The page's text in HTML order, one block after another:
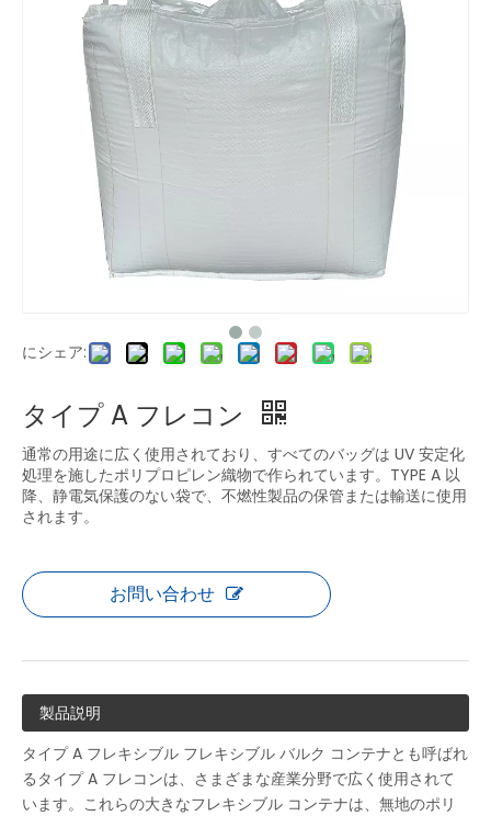
にシェア:
タイプ A フレコン
通常の用途に広く使用されており、すべてのバッグは UV 安定化
処理を施したポリプロピレン織物で作られています。TYPE A 以
降、静電気保護のない袋で、不燃性製品の保管または輸送に使用
されます。
お問い合わせ
製品説明
タイプ A フレキシブル フレキシブル バルク コンテナとも呼ばれ
るタイプ A フレコンは、さまざまな産業分野で広く使用されて
います。これらの大きなフレキシブル コンテナは、無地のポリ